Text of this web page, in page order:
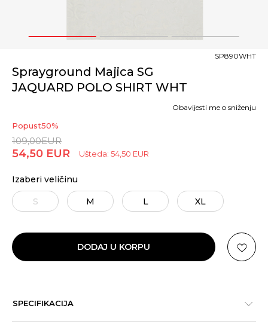
1 2 3
Sprayground Majica SG
JAQUARD POLO SHIRT WHT
SP890WHT
Popust50%
109,00EUR
54,50 EUR Ušteda: 54,50 EUR
Obavijesti me o sniženju
Izaberi veličinu
S M L XL
DODAJ U KORPU
SPECIFIKACIJA